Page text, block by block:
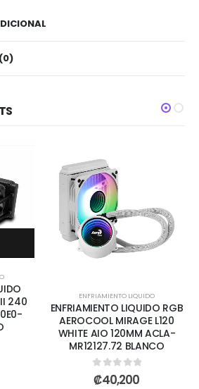
II 240
ENFRIAMIENTO LIQUIDO
ENFRIAMIENTO LIQUIDO RGB
AEROCOOL MIRAGE L120
WHITE AIO 120MM ACLA-
MR12127.72 BLANCO
0out of 5
₡40,200